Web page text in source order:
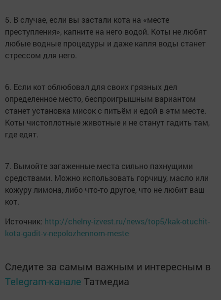
5. В случае, если вы застали кота на «месте
преступления», капните на него водой. Коты не любят
любые водные процедуры и даже капля воды станет
стрессом для него.
6. Если кот облюбовал для своих грязных дел
определенное место, беспроигрышным вариантом
станет установка мисок с питьём и едой в этм месте.
Коты чистоплотные животные и не станут гадить там,
где едят.
7. Вымойте загаженные места сильно пахнущими
средствами. Можно использовать горчицу, масло или
кожуру лимона, либо что-то другое, что не любит ваш
кот.
Источник: http://chelny-izvest.ru/news/top5/kak-otuchit-
kota-gadit-v-nepolozhennom-meste
Следите за самым важным и интересным в
Telegram-канале Татмедиа